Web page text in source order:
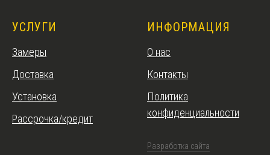
УСЛУГИ
Замеры
Доставка
Установка
Рассрочка/кредит
ИНФОРМАЦИЯ
О нас
Контакты
Политика
конфиденциальности
Разработка сайта